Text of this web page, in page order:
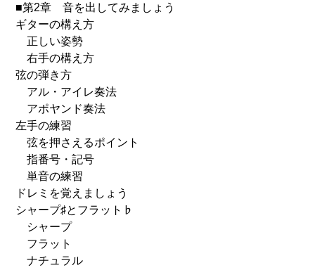
■第2章 音を出してみましょう
ギターの構え方
正しい姿勢
右手の構え方
弦の弾き方
アル・アイレ奏法
アポヤンド奏法
左手の練習
弦を押さえるポイント
指番号・記号
単音の練習
ドレミを覚えましょう
シャープ♯とフラット♭
シャープ
フラット
ナチュラル